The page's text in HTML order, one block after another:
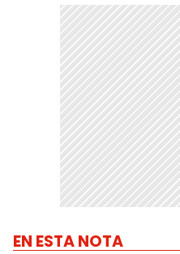
EN ESTA NOTA